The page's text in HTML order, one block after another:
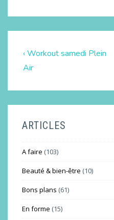
‹ Workout samedi Plein
Air
ARTICLES
A faire (103)
Beauté & bien-être (10)
Bons plans (61)
En forme (15)